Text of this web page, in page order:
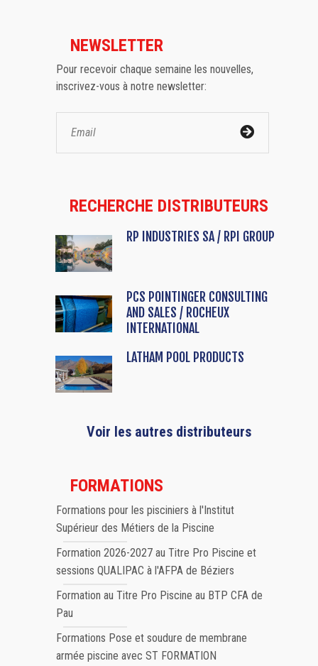
NEWSLETTER
Pour recevoir chaque semaine les nouvelles,
inscrivez-vous à notre newsletter:
RECHERCHE DISTRIBUTEURS
RP INDUSTRIES SA / RPI GROUP
PCS POINTINGER CONSULTING
AND SALES / ROCHEUX
INTERNATIONAL
LATHAM POOL PRODUCTS
Voir les autres distributeurs
FORMATIONS
Formations pour les pisciniers à l'Institut
Supérieur des Métiers de la Piscine
Formation 2026-2027 au Titre Pro Piscine et
sessions QUALIPAC à l'AFPA de Béziers
Formation au Titre Pro Piscine au BTP CFA de
Pau
Formations Pose et soudure de membrane
armée piscine avec ST FORMATION